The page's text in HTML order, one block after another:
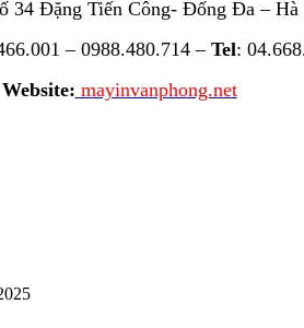
Tiến Công- Đống Đa – Hà
– 0988.480.714 – Tel:
Website: mayinvanphong.net